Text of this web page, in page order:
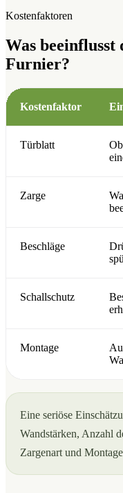
Kostenfaktoren
Was beeinflusst
Furnier?
Kostenfaktor
Türblatt
Zarge
Beschläge
Schallschutz
Montage
Eine seriöse
Wandstärken, Anzahl
Zargenart und